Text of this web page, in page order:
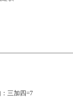
：三加四=7